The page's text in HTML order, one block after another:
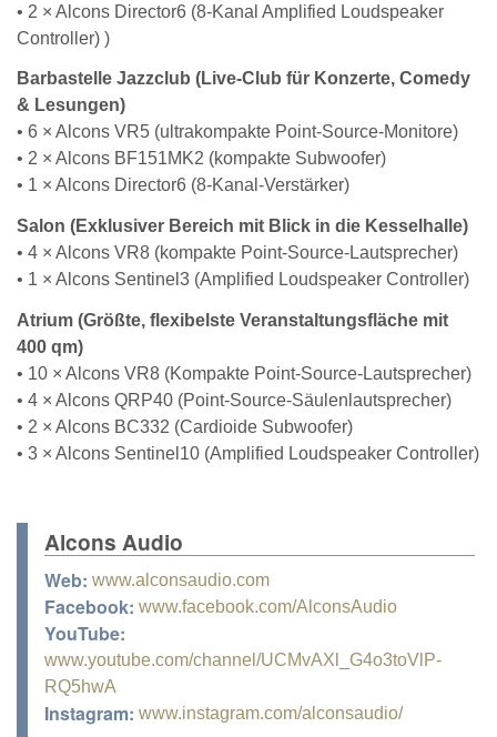
• 2 × Alcons Director6 (8-Kanal Amplified Loudspeaker
Controller) )
Barbastelle Jazzclub (Live-Club für Konzerte, Comedy
& Lesungen)
• 6 × Alcons VR5 (ultrakompakte Point-Source-Monitore)
• 2 × Alcons BF151MK2 (kompakte Subwoofer)
• 1 × Alcons Director6 (8-Kanal-Verstärker)
Salon (Exklusiver Bereich mit Blick in die Kesselhalle)
• 4 × Alcons VR8 (kompakte Point-Source-Lautsprecher)
• 1 × Alcons Sentinel3 (Amplified Loudspeaker Controller)
Atrium (Größte, flexibelste Veranstaltungsfläche mit
400 qm)
• 10 × Alcons VR8 (Kompakte Point-Source-Lautsprecher)
• 4 × Alcons QRP40 (Point-Source-Säulenlautsprecher)
• 2 × Alcons BC332 (Cardioide Subwoofer)
• 3 × Alcons Sentinel10 (Amplified Loudspeaker Controller)
Alcons Audio
Web: www.alconsaudio.com
Facebook: www.facebook.com/AlconsAudio
YouTube:
www.youtube.com/channel/UCMvAXl_G4o3toVlP-
RQ5hwA
Instagram: www.instagram.com/alconsaudio/